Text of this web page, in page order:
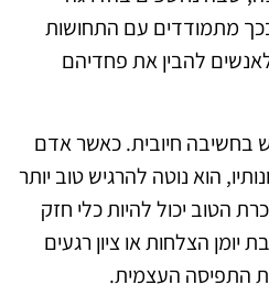
מתמודדים עם התחושות
להבין את פחדיהם
בחשיבה חיובית. כאשר אדם
הוא נוטה להרגיש טוב יותר
הטוב יכול להיות כלי חזק
יומן הצלחות או ציון רגעים
את התפיסה העצמית.